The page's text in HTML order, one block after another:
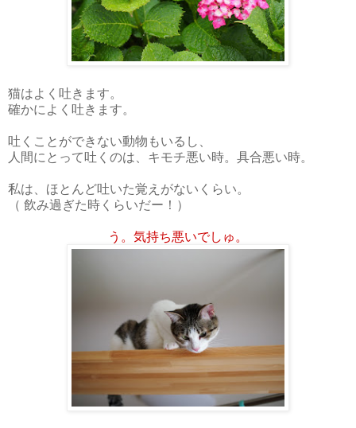
猫はよく吐きます。
確かによく吐きます。
吐くことができない動物もいるし、
人間にとって吐くのは、キモチ悪い時。具合悪い時。
私は、ほとんど吐いた覚えがないくらい。
（ 飲み過ぎた時くらいだー！）
う。気持ち悪いでしゅ。